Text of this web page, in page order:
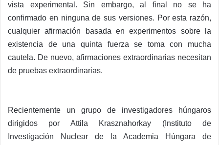
vista experimental. Sin embargo, al final no se ha
confirmado en ninguna de sus versiones. Por esta razón,
cualquier afirmación basada en experimentos sobre la
existencia de una quinta fuerza se toma con mucha
cautela. De nuevo, afirmaciones extraordinarias necesitan
de pruebas extraordinarias.
Recientemente un grupo de investigadores húngaros
dirigidos por Attila Krasznahorkay (Instituto de
Investigación Nuclear de la Academia Húngara de